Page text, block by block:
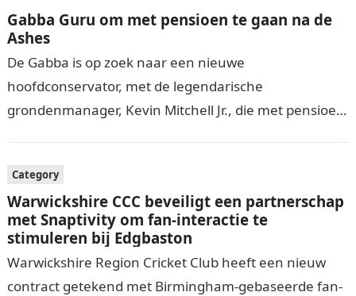
Gabba Guru om met pensioen te gaan na de
Ashes
De Gabba is op zoek naar een nieuwe
hoofdconservator, met de legendarische
grondenmanager, Kevin Mitchell Jr., die met pensioen
Category
Warwickshire CCC beveiligt een partnerschap
met Snaptivity om fan-interactie te
stimuleren bij Edgbaston
Warwickshire Region Cricket Club heeft een nieuw
contract getekend met Birmingham-gebaseerde fan-